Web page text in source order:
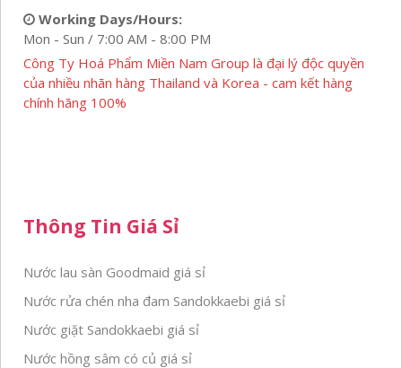
Working Days/Hours:
Mon - Sun / 7:00 AM - 8:00 PM
Công Ty Hoá Phẩm Miền Nam Group là đại lý độc quyền
của nhiều nhãn hàng Thailand và Korea - cam kết hàng
chính hãng 100%
Thông Tin Giá Sỉ
Nước lau sàn Goodmaid giá sỉ
Nước rửa chén nha đam Sandokkaebi giá sỉ
Nước giặt Sandokkaebi giá sỉ
Nước hồng sâm có củ giá sỉ